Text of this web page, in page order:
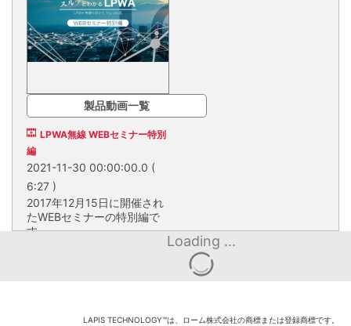
製品動画一覧
LPWA無線 WEBセミナー特別
編
2021-11-30 00:00:00.0 (
6:27 )
2017年12月15日に開催され
たWEBセミナーの特別編で
す。
2017年12月15日に開催さLoading ...
LAPIS TECHNOLOGY™は、ローム株式会社の商標または登録商標です。